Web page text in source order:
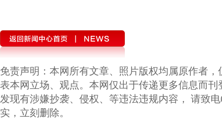
免责声明：本网所有文章、照片版权均属原作者
表本网立场、观点。本网仅出于传递更多信息而
发现有涉嫌抄袭、侵权、等违法违规内容， 请致电
实，立刻删除。